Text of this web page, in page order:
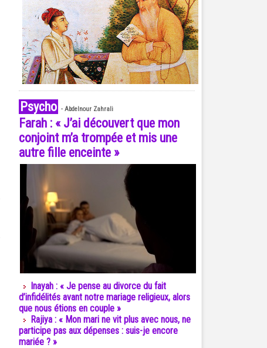
Psycho - Abdelnour Zahrali
Farah : « J’ai découvert que mon
conjoint m’a trompée et mis une
autre fille enceinte »
Inayah : « Je pense au divorce du fait
d’infidélités avant notre mariage religieux, alors
que nous étions en couple »
Rajiya : « Mon mari ne vit plus avec nous, ne
participe pas aux dépenses : suis-je encore
mariée ? »